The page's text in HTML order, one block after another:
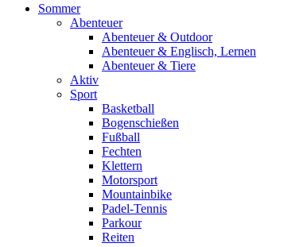
Sommer
Abenteuer
Abenteuer & Outdoor
Abenteuer & Englisch, Lernen
Abenteuer & Tiere
Aktiv
Sport
Basketball
Bogenschießen
Fußball
Fechten
Klettern
Motorsport
Mountainbike
Padel-Tennis
Parkour
Reiten